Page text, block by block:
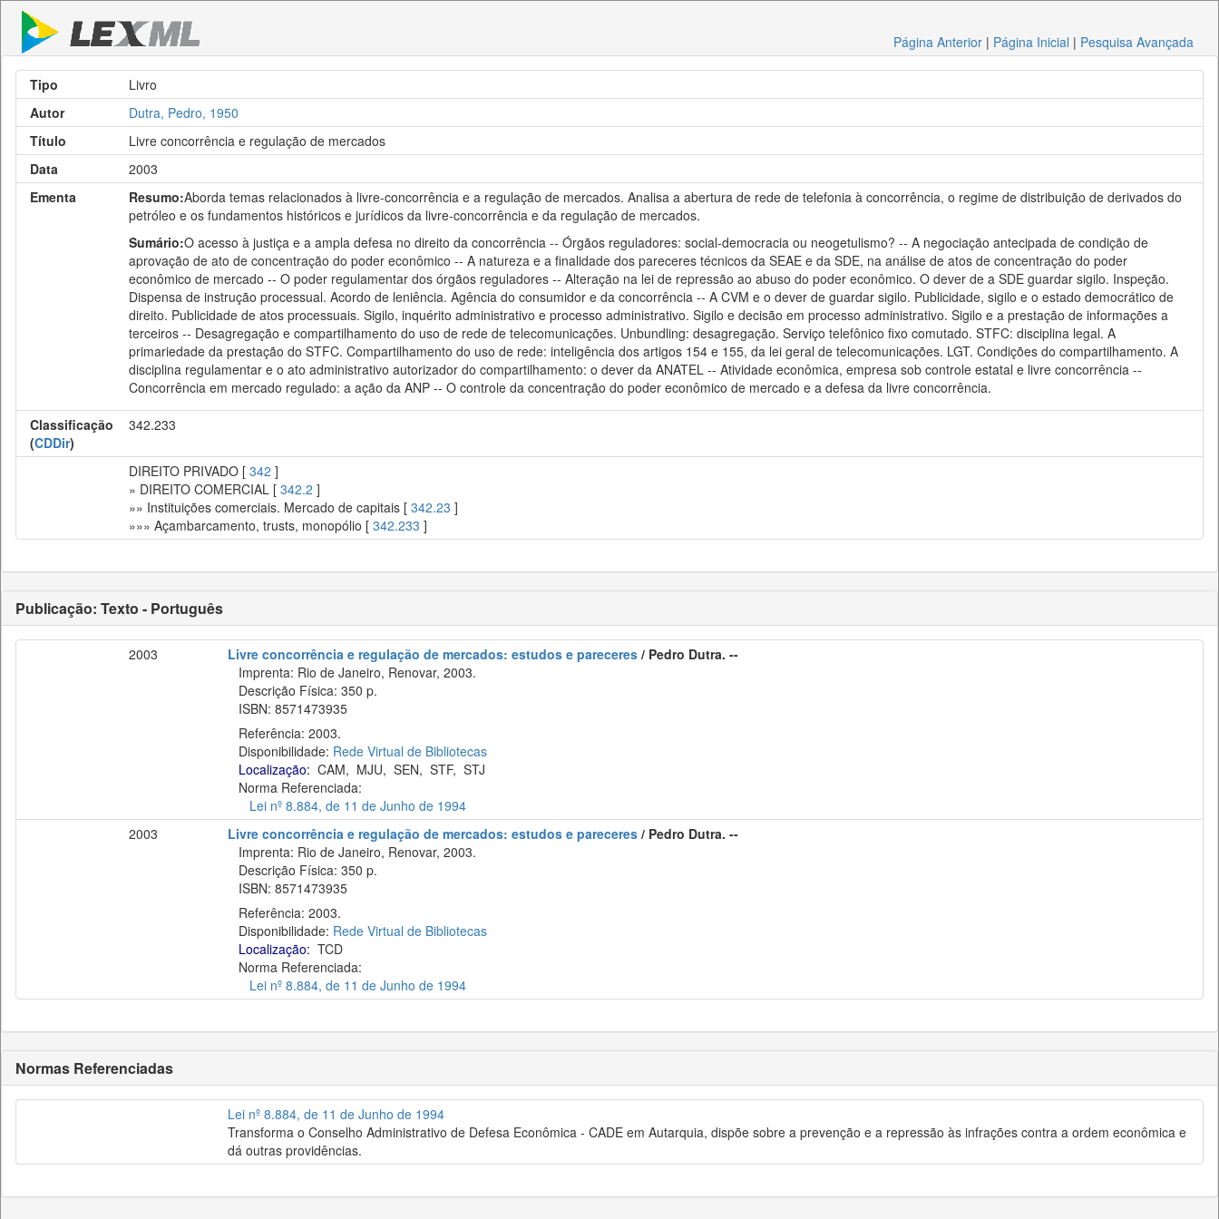
Página Anterior | Página Inicial | Pesquisa Avançada
Tipo
Livro
Autor
Dutra, Pedro, 1950
Título
Livre concorrência e regulação de mercados
Data
2003
Ementa
Resumo:Aborda temas relacionados à livre-concorrência e a regulação de mercados. Analisa a abertura de rede de telefonia à concorrência, o regime de distribuição de derivados do
petróleo e os fundamentos históricos e jurídicos da livre-concorrência e da regulação de mercados.
Sumário:O acesso à justiça e a ampla defesa no direito da concorrência -- Órgãos reguladores: social-democracia ou neogetulismo? -- A negociação antecipada de condição de
aprovação de ato de concentração do poder econômico -- A natureza e a finalidade dos pareceres técnicos da SEAE e da SDE, na análise de atos de concentração do poder
econômico de mercado -- O poder regulamentar dos órgãos reguladores -- Alteração na lei de repressão ao abuso do poder econômico. O dever de a SDE guardar sigilo. Inspeção.
Dispensa de instrução processual. Acordo de leniência. Agência do consumidor e da concorrência -- A CVM e o dever de guardar sigilo. Publicidade, sigilo e o estado democrático de
direito. Publicidade de atos processuais. Sigilo, inquérito administrativo e processo administrativo. Sigilo e decisão em processo administrativo. Sigilo e a prestação de informações a
terceiros -- Desagregação e compartilhamento do uso de rede de telecomunicações. Unbundling: desagregação. Serviço telefônico fixo comutado. STFC: disciplina legal. A
primariedade da prestação do STFC. Compartilhamento do uso de rede: inteligência dos artigos 154 e 155, da lei geral de telecomunicações. LGT. Condições do compartilhamento. A
disciplina regulamentar e o ato administrativo autorizador do compartilhamento: o dever da ANATEL -- Atividade econômica, empresa sob controle estatal e livre concorrência --
Concorrência em mercado regulado: a ação da ANP -- O controle da concentração do poder econômico de mercado e a defesa da livre concorrência.
Classificação
(CDDir)
342.233
DIREITO PRIVADO [ 342 ]
» DIREITO COMERCIAL [ 342.2 ]
»» Instituições comerciais. Mercado de capitais [ 342.23 ]
»»» Açambarcamento, trusts, monopólio [ 342.233 ]
Publicação: Texto - Português
2003 Livre concorrência e regulação de mercados: estudos e pareceres / Pedro Dutra. --
Imprenta: Rio de Janeiro, Renovar, 2003.
Descrição Física: 350 p.
ISBN: 8571473935
Referência: 2003.
Disponibilidade: Rede Virtual de Bibliotecas
Localização: CAM, MJU, SEN, STF, STJ
Norma Referenciada:
Lei nº 8.884, de 11 de Junho de 1994
2003
Livre concorrência e regulação de mercados: estudos e pareceres / Pedro Dutra. --
Imprenta: Rio de Janeiro, Renovar, 2003.
Descrição Física: 350 p.
ISBN: 8571473935
Referência: 2003.
Disponibilidade: Rede Virtual de Bibliotecas
Localização: TCD
Norma Referenciada:
Lei nº 8.884, de 11 de Junho de 1994
Normas Referenciadas
Lei nº 8.884, de 11 de Junho de 1994
Transforma o Conselho Administrativo de Defesa Econômica - CADE em Autarquia, dispõe sobre a prevenção e a repressão às infrações contra a ordem econômica e
dá outras providências.